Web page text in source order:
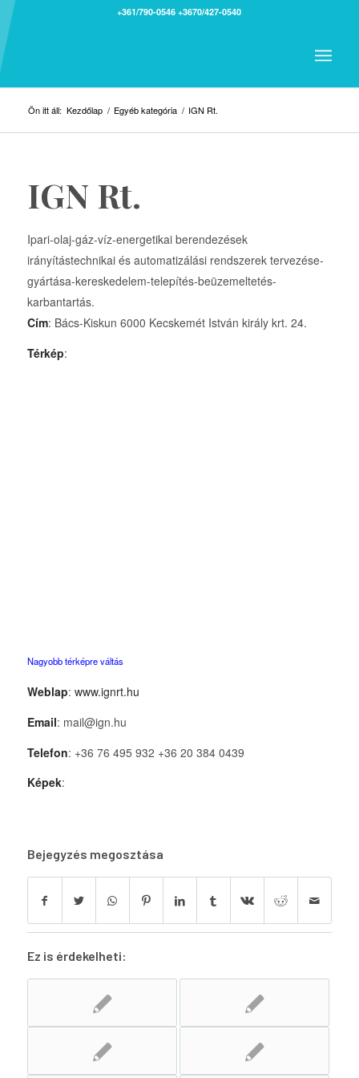
+361/790-0546 +3670/427-0540
Ön itt áll: Kezdőlap / Egyéb kategória / IGN Rt.
IGN Rt.
Ipari-olaj-gáz-víz-energetikai berendezések
irányítástechnikai és automatizálási rendszerek tervezése-
gyártása-kereskedelem-telepítés-beüzemeltetés-
karbantartás.
Cím: Bács-Kiskun 6000 Kecskemét István király krt. 24.
Térkép:
Nagyobb térképre váltás
Weblap: www.ignrt.hu
Email: mail@ign.hu
Telefon: +36 76 495 932 +36 20 384 0439
Képek:
Bejegyzés megosztása
Ez is érdekelheti: